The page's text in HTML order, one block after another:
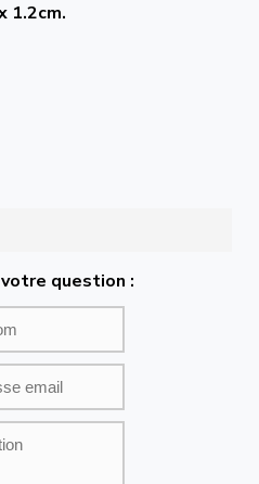
1.2cm.
question :